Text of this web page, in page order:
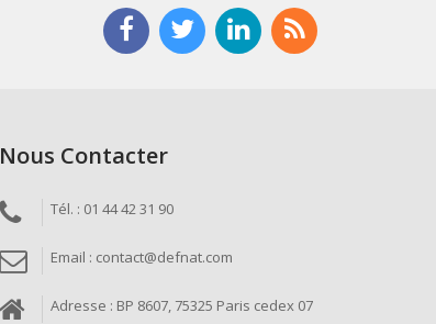
Nous Contacter
Tél. : 01 44 42 31 90
Email : contact@defnat.com
Adresse : BP 8607, 75325 Paris cedex 07